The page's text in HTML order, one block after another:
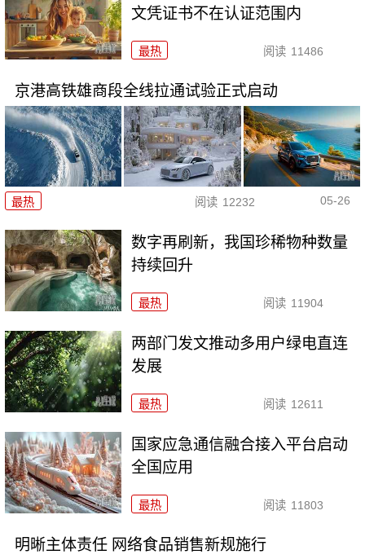
文凭证书不在认证范围内
最热 阅读 11486
京港高铁雄商段全线拉通试验正式启动
最热 阅读 12232 05-26
数字再刷新，我国珍稀物种数量
持续回升
最热 阅读 11904
两部门发文推动多用户绿电直连
发展
最热 阅读 12611
国家应急通信融合接入平台启动
全国应用
最热 阅读 11803
明晰主体责任 网络食品销售新规施行